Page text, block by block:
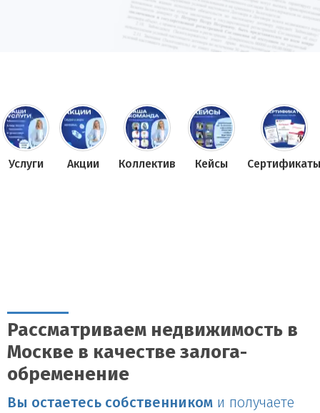
Услуги Акции Коллектив Кейсы Сертификаты
Рассматриваем недвижимость в
Москве в качестве залога-
обременение
Вы остаетесь собственником и получаете